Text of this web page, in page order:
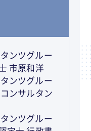
ンツグルー
市原和洋
ンツグルー
ンサルタン
ンツグルー